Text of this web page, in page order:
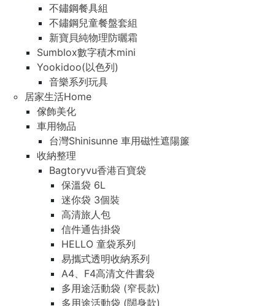
不鏽鋼餐具組
不鏽鋼兒童餐盤套組
新寶貝純物理防曬霜
Sumblox數字積木mini
Yookidoo(以色列)
音樂系列玩具
居家生活Home
傢飾美化
車用物品
台灣Shinisunne 車用磁性遮陽簾
收納整理
Bagtoryvu香港百寶袋
保溫袋 6L
迷你袋 3個裝
高清旅人包
信件通告掛袋
HELLO 童袋系列
易攜式透明收納系列
A4、F4高清文件書袋
多用途活動袋 (窄長款)
多用途活動袋 (闊身款)